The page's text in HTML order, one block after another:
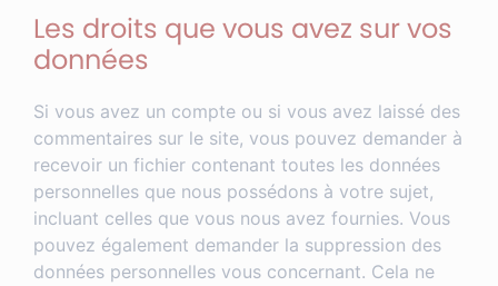
Les droits que vous avez sur vos
données
Si vous avez un compte ou si vous avez laissé des
commentaires sur le site, vous pouvez demander à
recevoir un fichier contenant toutes les données
personnelles que nous possédons à votre sujet,
incluant celles que vous nous avez fournies. Vous
pouvez également demander la suppression des
données personnelles vous concernant. Cela ne